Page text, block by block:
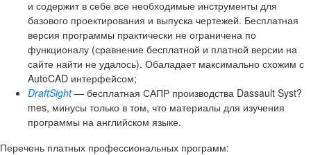
и содержит в себе все необходимые инструменты для
базового проектирования и выпуска чертежей. Бесплатная
версия программы практически не ограничена по
функционалу (сравнение бесплатной и платной версии на
сайте найти не удалось). Обаладает максимально схожим с
AutoCAD интерфейсом;
DraftSight— бесплатная САПР производства Dassault Syst?
mes, минусы только в том, что материалы для изучения
программы на английском языке.
Перечень платных профессиональных программ: